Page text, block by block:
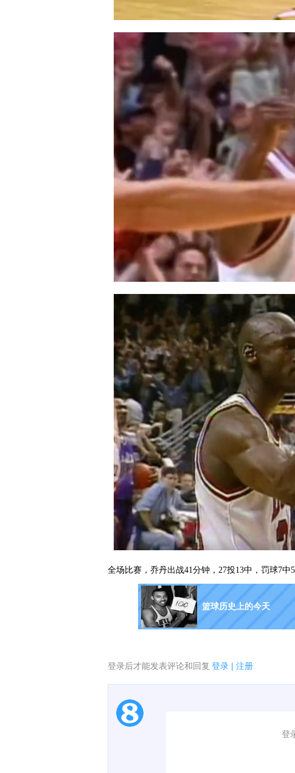
全场比赛，乔丹出战41分钟，27投13中，罚球7中
篮球历史上的今天
登录后才能发表评论和回复 登录 | 注册
登
1.电脑端新用户可以发表评论